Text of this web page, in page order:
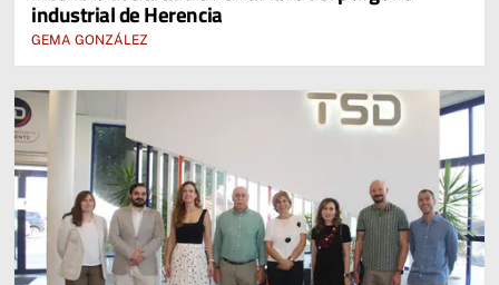
industrial de Herencia
GEMA GONZÁLEZ